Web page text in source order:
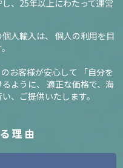
、 25年以上にわたって運営
人輸入は、
個人の利用を目
お客様が安心して
「自分を
ように、
適正な価格で、海
、ご提供いたします。
理由